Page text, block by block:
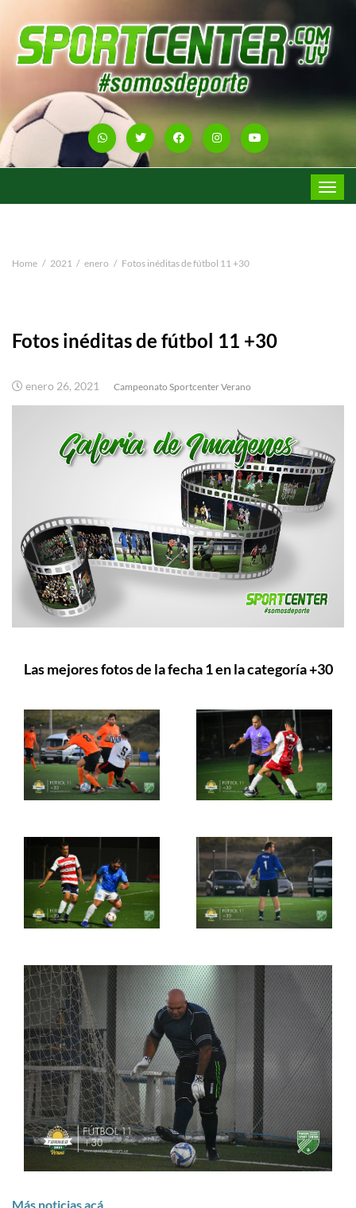
Toggle
Home 2021 enero Fotos inéditas de fútbol 11 +30
Fotos inéditas de fútbol 11 +30
enero 26, 2021 Campeonato Sportcenter Verano
Las mejores fotos de la fecha 1 en la categoría +30
Más noticias acá